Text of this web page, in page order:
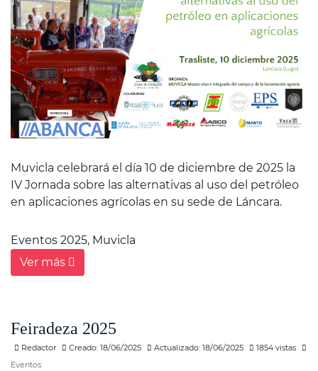
Muvicla celebrará el día 10 de diciembre de 2025 la
IV Jornada sobre las alternativas al uso del petróleo
en aplicaciones agrícolas en su sede de Láncara.
Eventos 2025, Muvicla
Ver más
Feiradeza 2025
Redactor Creado: 18/06/2025 Actualizado: 18/06/2025
1854 vistas
Eventos